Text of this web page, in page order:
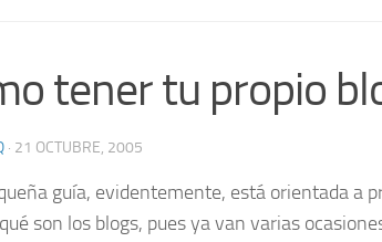
tener tu propio
· 21 OCTUBRE, 2005
guía, evidentemente, está orientada a
son los blogs, pues ya van varias